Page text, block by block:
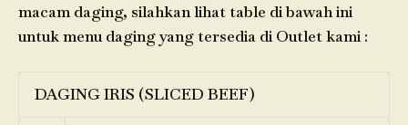
macam daging, silahkan lihat table di bawah ini
untuk menu daging yang tersedia di Outlet kami :
DAGING IRIS (SLICED BEEF)